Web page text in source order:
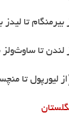
تا لیدز با امتداد
تا ساوث‌ولز با طول
لیورپول تا منچستر با